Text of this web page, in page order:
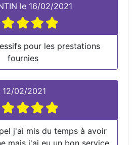
le 16/02/2021
pour les prestations
fournies
12/02/2021
j'ai mis du temps à avoir
mais j'ai eu un bon service